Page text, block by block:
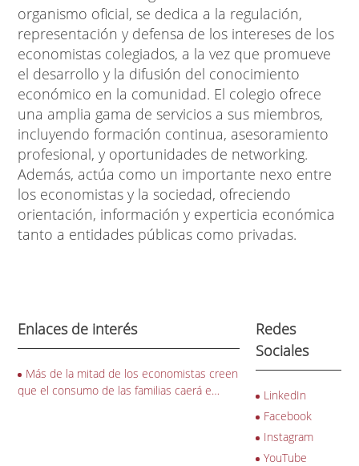
organismo oficial, se dedica a la regulación,
representación y defensa de los intereses de los
economistas colegiados, a la vez que promueve
el desarrollo y la difusión del conocimiento
económico en la comunidad. El colegio ofrece
una amplia gama de servicios a sus miembros,
incluyendo formación continua, asesoramiento
profesional, y oportunidades de networking.
Además, actúa como un importante nexo entre
los economistas y la sociedad, ofreciendo
orientación, información y experticia económica
tanto a entidades públicas como privadas.
Enlaces de interés
Más de la mitad de los economistas creen
que el consumo de las familias caerá e…
Redes
Sociales
LinkedIn
Facebook
Instagram
YouTube